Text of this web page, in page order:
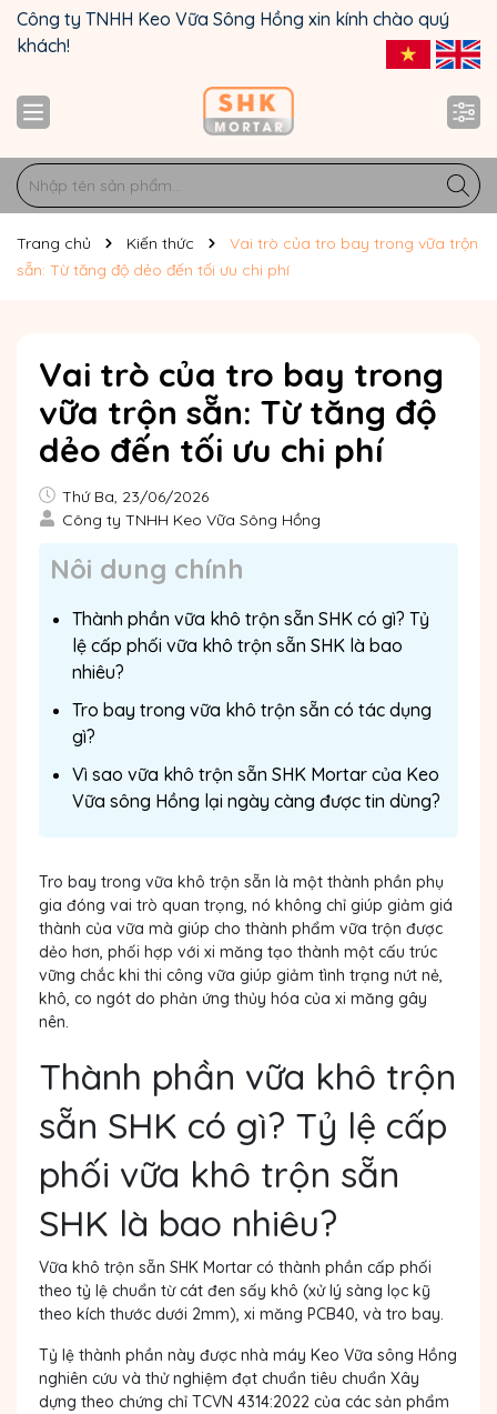
Công ty TNHH Keo Vữa Sông Hồng xin kính chào quý
khách!
Trang chủ Kiến thức
Vai trò của tro bay trong vữa trộn
sẵn: Từ tăng độ dẻo đến tối ưu chi phí
Vai trò của tro bay trong
vữa trộn sẵn: Từ tăng độ
dẻo đến tối ưu chi phí
Thứ Ba, 23/06/2026
Công ty TNHH Keo Vữa Sông Hồng
Nôi dung chính
Thành phần vữa khô trộn sẵn SHK có gì? Tỷ
lệ cấp phối vữa khô trộn sẵn SHK là bao
nhiêu?
Tro bay trong vữa khô trộn sẵn có tác dụng
gì?
Vì sao vữa khô trộn sẵn SHK Mortar của Keo
Vữa sông Hồng lại ngày càng được tin dùng?
Tro bay trong vữa khô trộn sẵn là một thành phần phụ
gia đóng vai trò quan trọng, nó không chỉ giúp giảm giá
thành của vữa mà giúp cho thành phẩm vữa trộn được
dẻo hơn, phối hợp với xi măng tạo thành một cấu trúc
vững chắc khi thi công vữa giúp giảm tình trạng nứt nẻ,
khô, co ngót do phản ứng thủy hóa của xi măng gây
nên.
Thành phần vữa khô trộn
sẵn SHK có gì? Tỷ lệ cấp
phối vữa khô trộn sẵn
SHK là bao nhiêu?
Vữa khô trộn sẵn SHK Mortar có thành phần cấp phối
theo tỷ lệ chuẩn từcát đen sấy khô (xử lý sàng lọc kỹ
theo kích thước dưới 2mm), xi măng PCB40, và tro bay.
Tỷ lệ thành phần này được nhà máy Keo Vữa sông Hồng
nghiên cứu và thử nghiệm đạt chuẩn tiêu chuẩn Xây
dựng theo chứng chỉ TCVN 4314:2022 của các sản phẩm